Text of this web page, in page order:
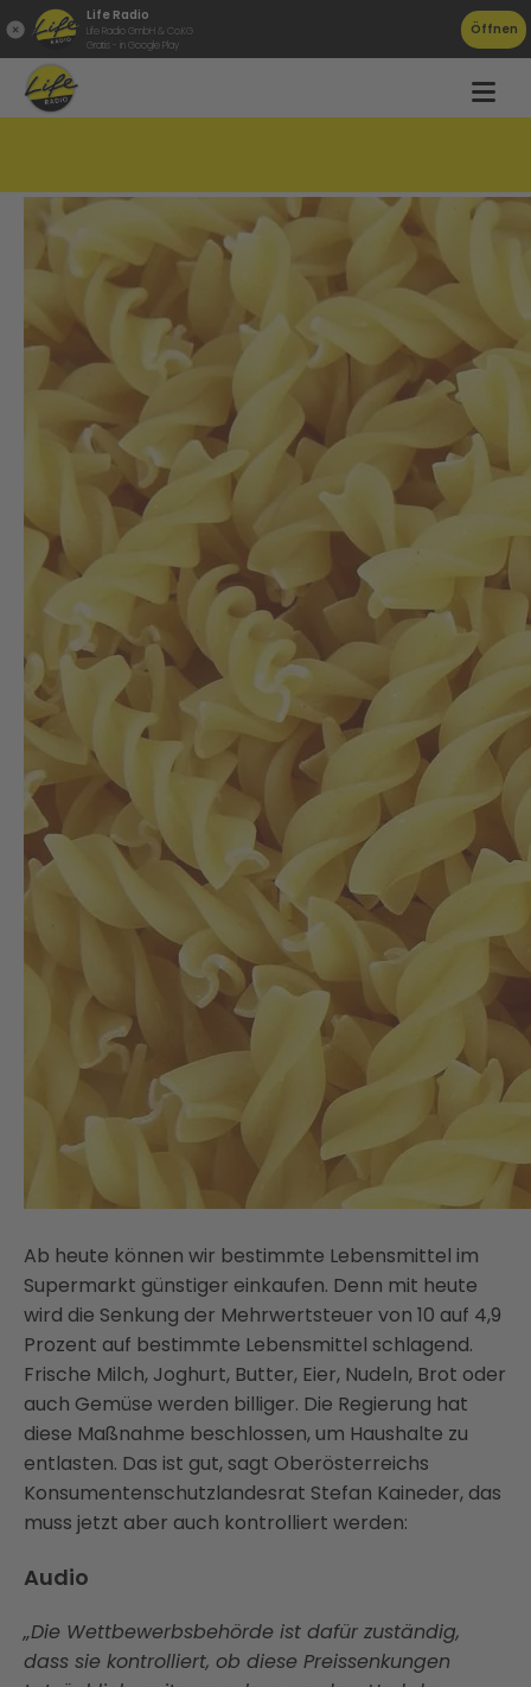
Life Radio
Life Radio GmbH & Co.KG
Gratis - in Google Play
Öffnen
Ab heute können wir bestimmte Lebensmittel im
Supermarkt günstiger einkaufen. Denn mit heute
wird die Senkung der Mehrwertsteuer von 10 auf 4,9
Prozent auf bestimmte Lebensmittel schlagend.
Frische Milch, Joghurt, Butter, Eier, Nudeln, Brot oder
auch Gemüse werden billiger. Die Regierung hat
diese Maßnahme beschlossen, um Haushalte zu
entlasten. Das ist gut, sagt Oberösterreichs
Konsumentenschutzlandesrat Stefan Kaineder, das
muss jetzt aber auch kontrolliert werden:
Audio
„Die Wettbewerbsbehörde ist dafür zuständig,
dass sie kontrolliert, ob diese Preissenkungen